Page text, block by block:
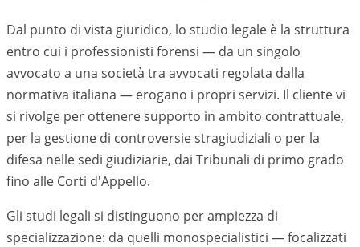
Dal punto di vista giuridico, lo studio legale è la struttura
entro cui i professionisti forensi — da un singolo
avvocato a una società tra avvocati regolata dalla
normativa italiana — erogano i propri servizi. Il cliente vi
si rivolge per ottenere supporto in ambito contrattuale,
per la gestione di controversie stragiudiziali o per la
difesa nelle sedi giudiziarie, dai Tribunali di primo grado
fino alle Corti d'Appello.
Gli studi legali si distinguono per ampiezza di
specializzazione: da quelli monospecialistici — focalizzati